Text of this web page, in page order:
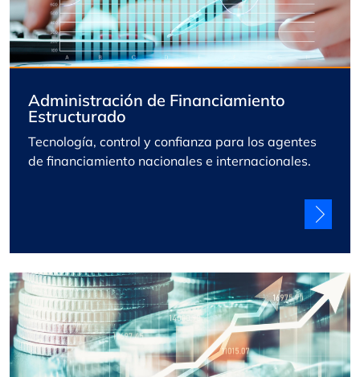
Administración de Financiamiento
Estructurado
Tecnología, control y confianza para los agentes
de financiamiento nacionales e internacionales.